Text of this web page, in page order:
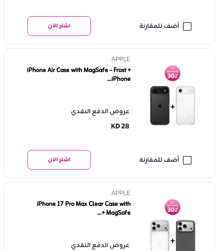
أضف للمقارنة اشتر الآن
APPLE
iPhone Air Case with MagSafe – Frost +
iPhone...
عروض الدفع النقدي
KD 28
أضف للمقارنة اشتر الآن
APPLE
iPhone 17 Pro Max Clear Case with
MagSafe +...
عروض الدفع النقدي